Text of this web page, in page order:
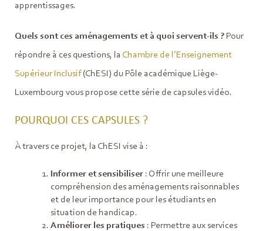
apprentissages.
Quels sont ces aménagements et à quoi servent-ils ? Pour
répondre à ces questions, la Chambre de l’Enseignement
Supérieur Inclusif(ChESI) du Pôle académique Liège-
Luxembourg vous propose cette série de capsules vidéo.
POURQUOI CES CAPSULES ?
À travers ce projet, la ChESI vise à :
Informer et sensibiliser: Offrir une meilleure
compréhension des aménagements raisonnables
et de leur importance pour les étudiants en
situation de handicap.
Améliorer les pratiques: Permettre aux services